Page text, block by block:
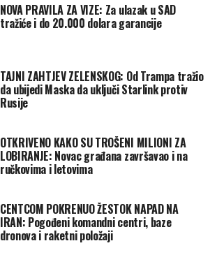
NOVA PRAVILA ZA VIZE: Za ulazak u SAD
tražiće i do 20.000 dolara garancije
TAJNI ZAHTJEV ZELENSKOG: Od Trampa tražio
da ubijedi Maska da uključi Starlink protiv
Rusije
OTKRIVENO KAKO SU TROŠENI MILIONI ZA
LOBIRANJE: Novac građana završavao i na
ručkovima i letovima
CENTCOM POKRENUO ŽESTOK NAPAD NA
IRAN: Pogođeni komandni centri, baze
dronova i raketni položaji